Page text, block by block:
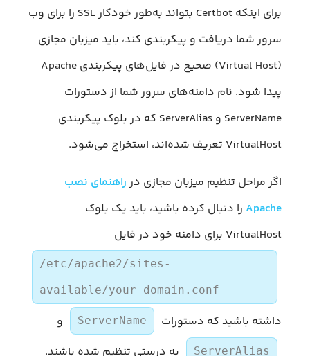
برای اینکه Certbot بتواند به‌طور خودکار SSL را برای وب
سرور شما دریافت و پیکربندی کند، باید میزبان مجازی
(Virtual Host) صحیح در فایل‌های پیکربندی Apache
پیدا شود. نام دامنه‌های سرور شما از دستورات
ServerName و ServerAlias که در بلوک پیکربندی
VirtualHost تعریف شده‌اند، استخراج می‌شود.
اگر مراحل تنظیم میزبان مجازی در راهنمای نصب
Apache را دنبال کرده باشید، باید یک بلوک
VirtualHost برای دامنه خود در فایل
/etc/apache2/sites-
available/your_domain.conf
داشته باشید که دستورات ServerName و
ServerAlias به درستی تنظیم شده باشند.